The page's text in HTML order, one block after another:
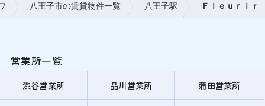
八王子市の賃貸物件一覧 八王子駅 Ｆｌｅｕｒｉｒ
営業所一覧
渋谷営業所 品川営業所 蒲田営業所